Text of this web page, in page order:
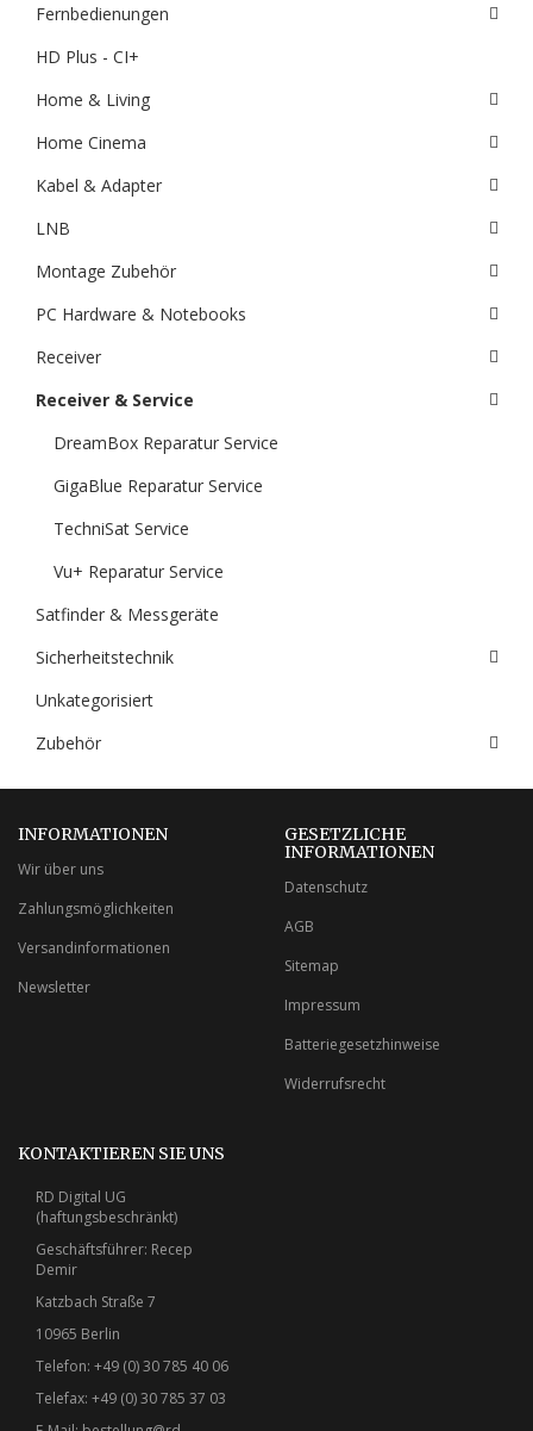
Fernbedienungen
HD Plus - CI+
Home & Living
Home Cinema
Kabel & Adapter
LNB
Montage Zubehör
PC Hardware & Notebooks
Receiver
Receiver & Service
DreamBox Reparatur Service
GigaBlue Reparatur Service
TechniSat Service
Vu+ Reparatur Service
Satfinder & Messgeräte
Sicherheitstechnik
Unkategorisiert
Zubehör
INFORMATIONEN
Wir über uns
Zahlungsmöglichkeiten
Versandinformationen
Newsletter
GESETZLICHE
INFORMATIONEN
Datenschutz
AGB
Sitemap
Impressum
Batteriegesetzhinweise
Widerrufsrecht
KONTAKTIEREN SIE UNS
RD Digital UG
(haftungsbeschränkt)
Geschäftsführer: Recep
Demir
Katzbach Straße 7
10965 Berlin
Telefon: +49 (0) 30 785 40 06
Telefax: +49 (0) 30 785 37 03